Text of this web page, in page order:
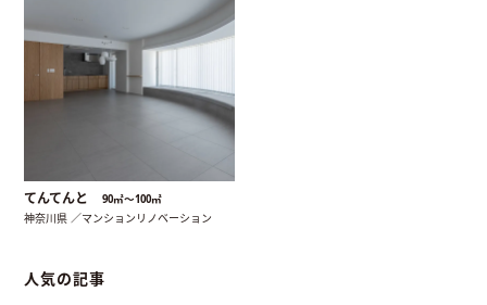
てんてんと 90㎡〜100㎡
神奈川県 ／マンションリノベーション
人気の記事